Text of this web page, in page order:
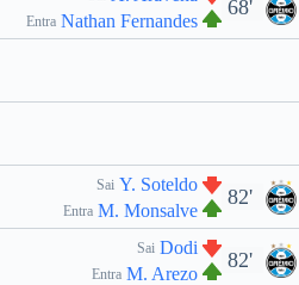
68'
Entra Nathan Fernandes
82'
Sai Y. Soteldo
Entra M. Monsalve
82'
Sai Dodi
Entra M. Arezo